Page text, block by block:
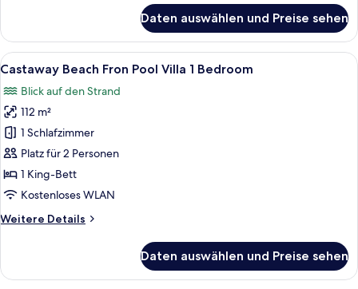
Family
Pool
Villa
Daten auswählen und Preise sehen
Alle
Fotos
für
Castaway
Beach
Fron
Pool
Villa
Bedroom
Castaway Beach Fron Pool Villa 1
6
Castaway Beach Fron Pool Villa 1 Bedroom
Blick auf den Strand
112 m²
1 Schlafzimmer
Platz für 2 Personen
1 King-Bett
Kostenloses WLAN
Weitere Details
Weitere
Beach
Daten auswählen und Preise sehen